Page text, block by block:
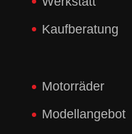
Kaufberatung
Motorräder
Modellangebot